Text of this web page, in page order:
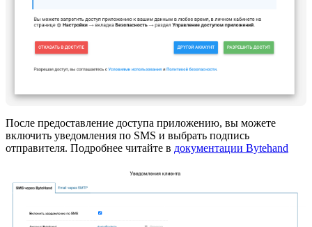
После предоставление доступа приложению, вы можете
включить уведомления по SMS и выбрать подпись
отправителя. Подробнее читайте в документации Bytehand